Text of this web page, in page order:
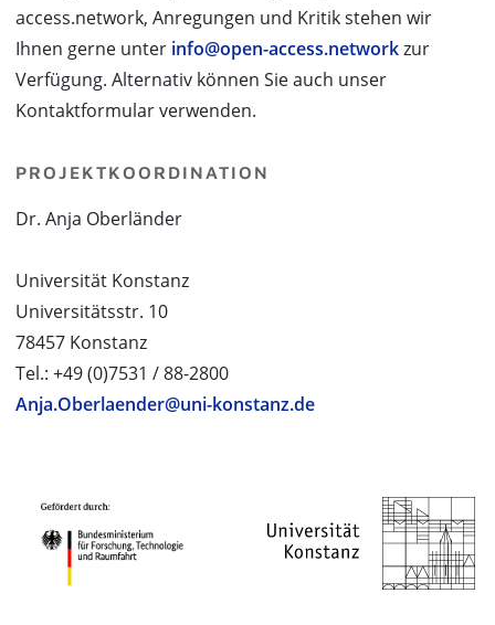
access.network, Anregungen und Kritik stehen wir
Ihnen gerne unter info@open-access.networkzur
Verfügung. Alternativ können Sie auch unser
Kontaktformular verwenden.
PROJEKTKOORDINATION
Dr. Anja Oberländer
Universität Konstanz
Universitätsstr. 10
78457 Konstanz
Tel.: +49 (0)7531 / 88-2800
Anja.Oberlaender@uni-konstanz.de